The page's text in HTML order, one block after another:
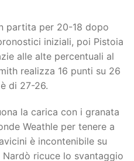
partita per 20-18 dopo
iniziali, poi Pistoia
alle alte percentuali al
realizza 16 punti su 26
di 27-26.
la carica con i granata
Weathle per tenere a
è incontenibile su
ricuce lo svantaggio